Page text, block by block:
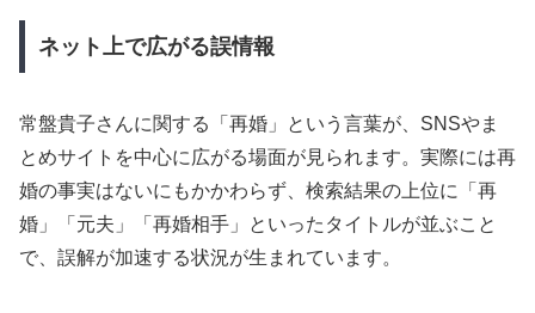
ネット上で広がる誤情報
常盤貴子さんに関する「再婚」という言葉が、SNSやま
とめサイトを中心に広がる場面が見られます。実際には再
婚の事実はないにもかかわらず、検索結果の上位に「再
婚」「元夫」「再婚相手」といったタイトルが並ぶこと
で、誤解が加速する状況が生まれています。